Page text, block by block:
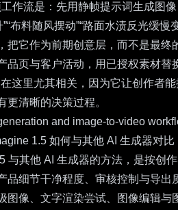
作流是：先用静帧提示词生成图
布料随风摆动”“路面水渍反光缓
把它作为前期创意层，而不是最
品页与客户活动，用已授权素材替
在这里尤其相关，因为它让创作者
更清晰的决策过程。
1.5 如何与其他 AI 生成器对比
与其他 AI 生成器的方法，是按创
品细节干净程度、审核控制与导出
图像、文字渲染尝试、图像编辑